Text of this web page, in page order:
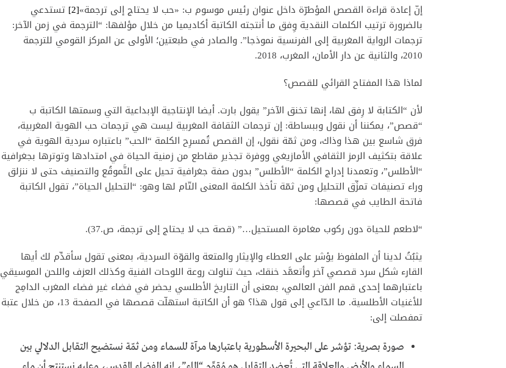
إنّ إعادة قراءة القصص المؤطرّة داخل عنوان رئيس موسوم ب: «حب لا يحتاج إلى ترجمة»[2]
تستدعي
بالضرورة ترتيب الكلمات النقدية وِفق ما أنتجته الكاتبة أكاديميا من خلال مؤلفها: “الترجمة في زمن الآخر:
ترجمات الرواية المغربية إلى الفرنسية نموذجا”. والصادر في طبعتين؛ الأولى عن المركز القومي للترجمة
2010، والثانية عن دار الأمان، المغرب، 2018.
لماذا هذا المفتاح القرائي للقصص؟
لأن “الكتابة لا رِفق لها، إنها تخنق الآخر” يقول بارت. أيضا الإنتاجية الإبداعية التي وسمتها الكاتبة ب
“قصص”، يمكننا أن نقول وببساطة: إن ترجمات الثقافة المغربية ليست هي ترجمات حب الهوية المغربية،
فرق شاسع بين هذا وذاك، ومن ثمّة نقول، إن القصص تُمسرِح الكلمة “الحب” باعتباره سردية الهوية في
علاقة بتكثيف الرمز الثقافي الأمازيغي ووفرة تجذير مقاطع من زمنية الحياة في امتدادها وتوترها بجغرافية
“الأطلس”، وتعمدنا إدراج الكلمة “الأطلس” بدون صفة جغرافية تحيل على التَّموقُع والتصنيف حتى لا ننزلق
وراء تصنيفات تمزِّق التحليل ومن ثمّة تأخذ الكلمة المعنى التّام لها وهو: “التحليل الحياة”، تقول الكاتبة
فاتحة الطايب في قصصها:
“لاطعم للحياة دون ركوب مغامرة المستحيل…” (قصة حب لا يحتاج إلى ترجمة، ص.37).
يثبُتُ لدينا أن الملفوظ يؤشر على العطاء والإيثار والمتعة والقوّة السردية، بمعنى تقول سأقدِّم لك أيها
القارء شكل سرد قصصي آخر وأتعمَّد خنقك، حيث تناولت روعة اللوحات الفنية وكذلك العزف واللحن الموسيقي
باعتبارهما إحدى قمم الفن العالمي، بمعنى أن التاريخ الأطلسي يحضر في فضاء غير فضاء المغرب الدامِج
للأغنيات الأطلسية. ما الدّاعي إلى قول هذا؟ هو أن الكاتبة استهلّت قصصها في الصفحة 13، من خلال عتبة
تمفصلت إلى:
صورة بصرية: تؤشر على البحيرة الأسطورية باعتبارها مرآة للسماء ومن ثمّة نستضيح التقابل الدلالي بين